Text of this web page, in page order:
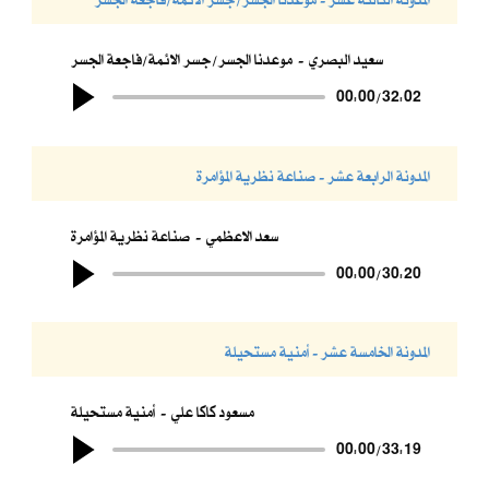
موعدنا الجسر/جسر الائمة/فاجعة الجسر سعيد البصري
00:00/32:02
المدونة الرابعة عشر - صناعة نظرية المؤامرة
صناعة نظرية المؤامرة سعد الاعظمي
00:00/30:20
المدونة الخامسة عشر - أمنية مستحيلة
أمنية مستحيلة مسعود كاكا علي
00:00/33:19